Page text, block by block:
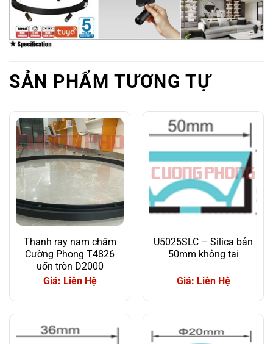
SẢN PHẨM TƯƠNG TỰ
Thanh ray nam châm
Cường Phong T4826
uốn tròn D2000
Giá: Liên Hệ
U5025SLC – Silica bản
50mm không tai
Giá: Liên Hệ